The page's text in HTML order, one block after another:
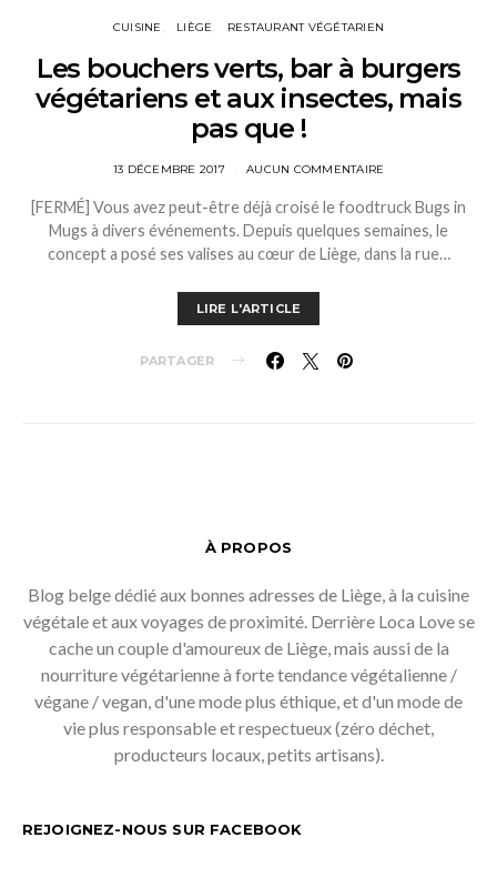
CUISINE LIÈGE RESTAURANT VÉGÉTARIEN
Les bouchers verts, bar à burgers
végétariens et aux insectes, mais
pas que !
13 DÉCEMBRE 2017 AUCUN COMMENTAIRE
[FERMÉ] Vous avez peut-être déjà croisé le foodtruck Bugs in
Mugs à divers événements. Depuis quelques semaines, le
concept a posé ses valises au cœur de Liège, dans la rue…
LIRE L'ARTICLE
PARTAGER
À PROPOS
Blog belge dédié aux bonnes adresses de Liège, à la cuisine
végétale et aux voyages de proximité. Derrière Loca Love se
végane / vegan, d'une mode plus éthique, et d'un mode de